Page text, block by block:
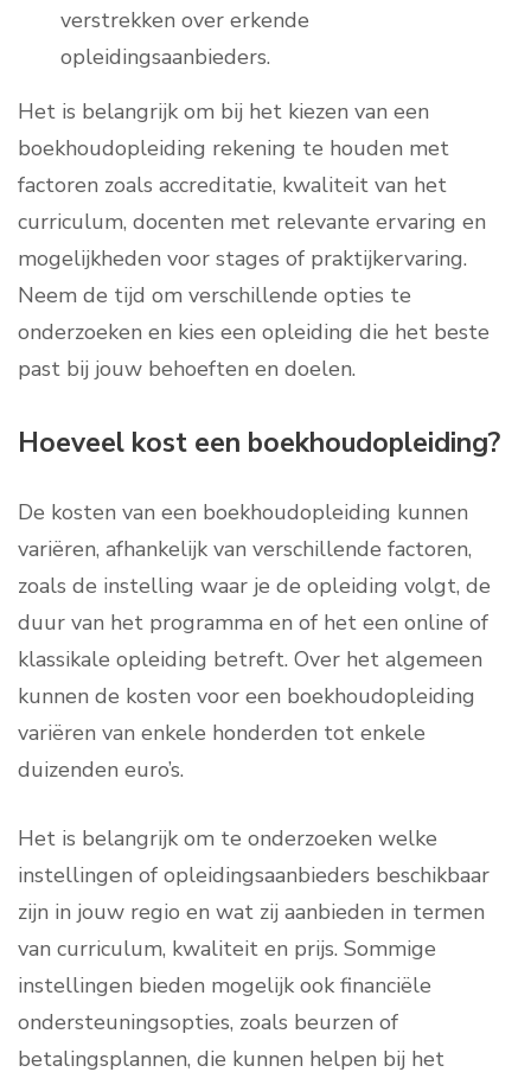
verstrekken over erkende
opleidingsaanbieders.
Het is belangrijk om bij het kiezen van een
boekhoudopleiding rekening te houden met
factoren zoals accreditatie, kwaliteit van het
curriculum, docenten met relevante ervaring en
mogelijkheden voor stages of praktijkervaring.
Neem de tijd om verschillende opties te
onderzoeken en kies een opleiding die het beste
past bij jouw behoeften en doelen.
Hoeveel kost een boekhoudopleiding?
De kosten van een boekhoudopleiding kunnen
variëren, afhankelijk van verschillende factoren,
zoals de instelling waar je de opleiding volgt, de
duur van het programma en of het een online of
klassikale opleiding betreft. Over het algemeen
kunnen de kosten voor een boekhoudopleiding
variëren van enkele honderden tot enkele
duizenden euro’s.
Het is belangrijk om te onderzoeken welke
instellingen of opleidingsaanbieders beschikbaar
zijn in jouw regio en wat zij aanbieden in termen
van curriculum, kwaliteit en prijs. Sommige
instellingen bieden mogelijk ook financiële
ondersteuningsopties, zoals beurzen of
betalingsplannen, die kunnen helpen bij het